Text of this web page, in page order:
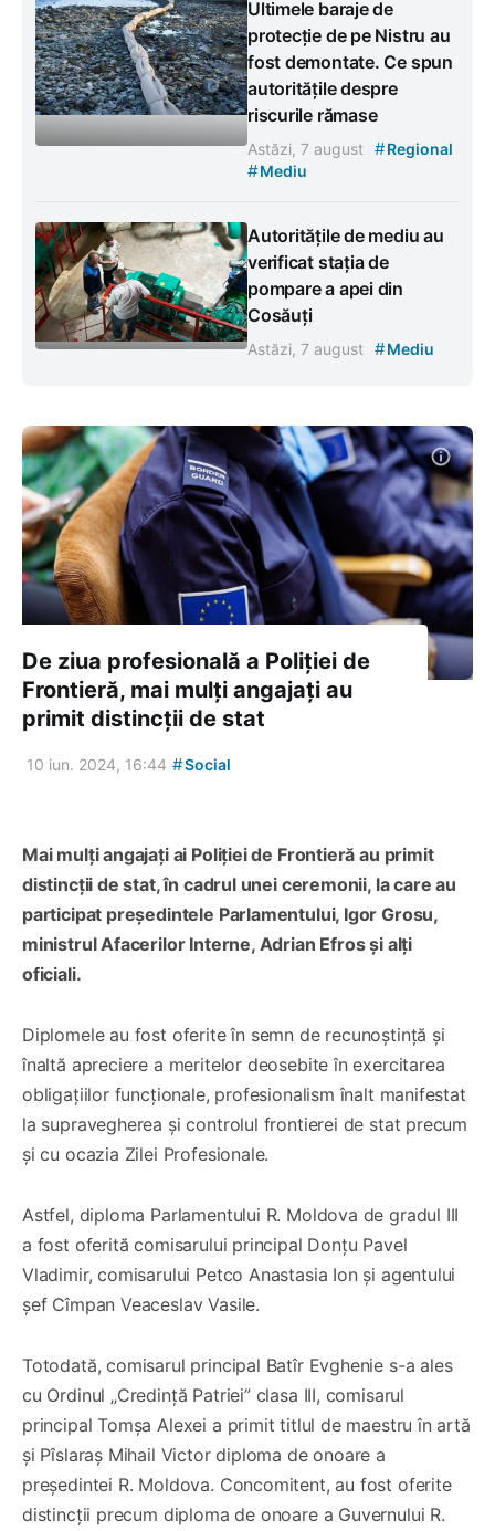
Ultimele baraje de
protecție de pe Nistru au
fost demontate. Ce spun
autoritățile despre
riscurile rămase
Astăzi, 7 august #Regional
#Mediu
Autoritățile de mediu au
verificat stația de
pompare a apei din
Cosăuți
Astăzi, 7 august #Mediu
De ziua profesională a Poliției de
Frontieră, mai mulți angajați au
primit distincții de stat
10 iun. 2024, 16:44 #Social
Mai mulți angajați ai Poliției de Frontieră au primit
distincții de stat, în cadrul unei ceremonii, la care au
participat președintele Parlamentului, Igor Grosu,
ministrul Afacerilor Interne, Adrian Efros și alți
oficiali.
Diplomele au fost oferite în semn de recunoștință și
înaltă apreciere a meritelor deosebite în exercitarea
obligațiilor funcționale, profesionalism înalt manifestat
la supravegherea și controlul frontierei de stat precum
și cu ocazia Zilei Profesionale.
Astfel, diploma Parlamentului R. Moldova de gradul III
a fost oferită comisarului principal Donțu Pavel
Vladimir, comisarului Petco Anastasia Ion și agentului
șef Cîmpan Veaceslav Vasile.
Totodată, comisarul principal Batîr Evghenie s-a ales
cu Ordinul „Credință Patriei” clasa III, comisarul
principal Tomșa Alexei a primit titlul de maestru în artă
și Pîslaraș Mihail Victor diploma de onoare a
președintei R. Moldova. Concomitent, au fost oferite
distincții precum diploma de onoare a Guvernului R.